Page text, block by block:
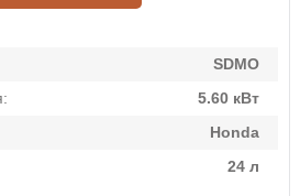
SDMO
5.60 кВт
Honda
24 л